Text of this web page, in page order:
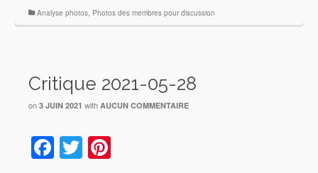
Analyse photos, Photos des membres pour discussion
Critique 2021-05-28
on 3 JUIN 2021 with AUCUN COMMENTAIRE
Facebook
Twitter